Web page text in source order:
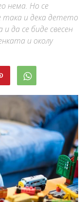
нема. Но се
така и дека детето
да се биде свесен
и околу